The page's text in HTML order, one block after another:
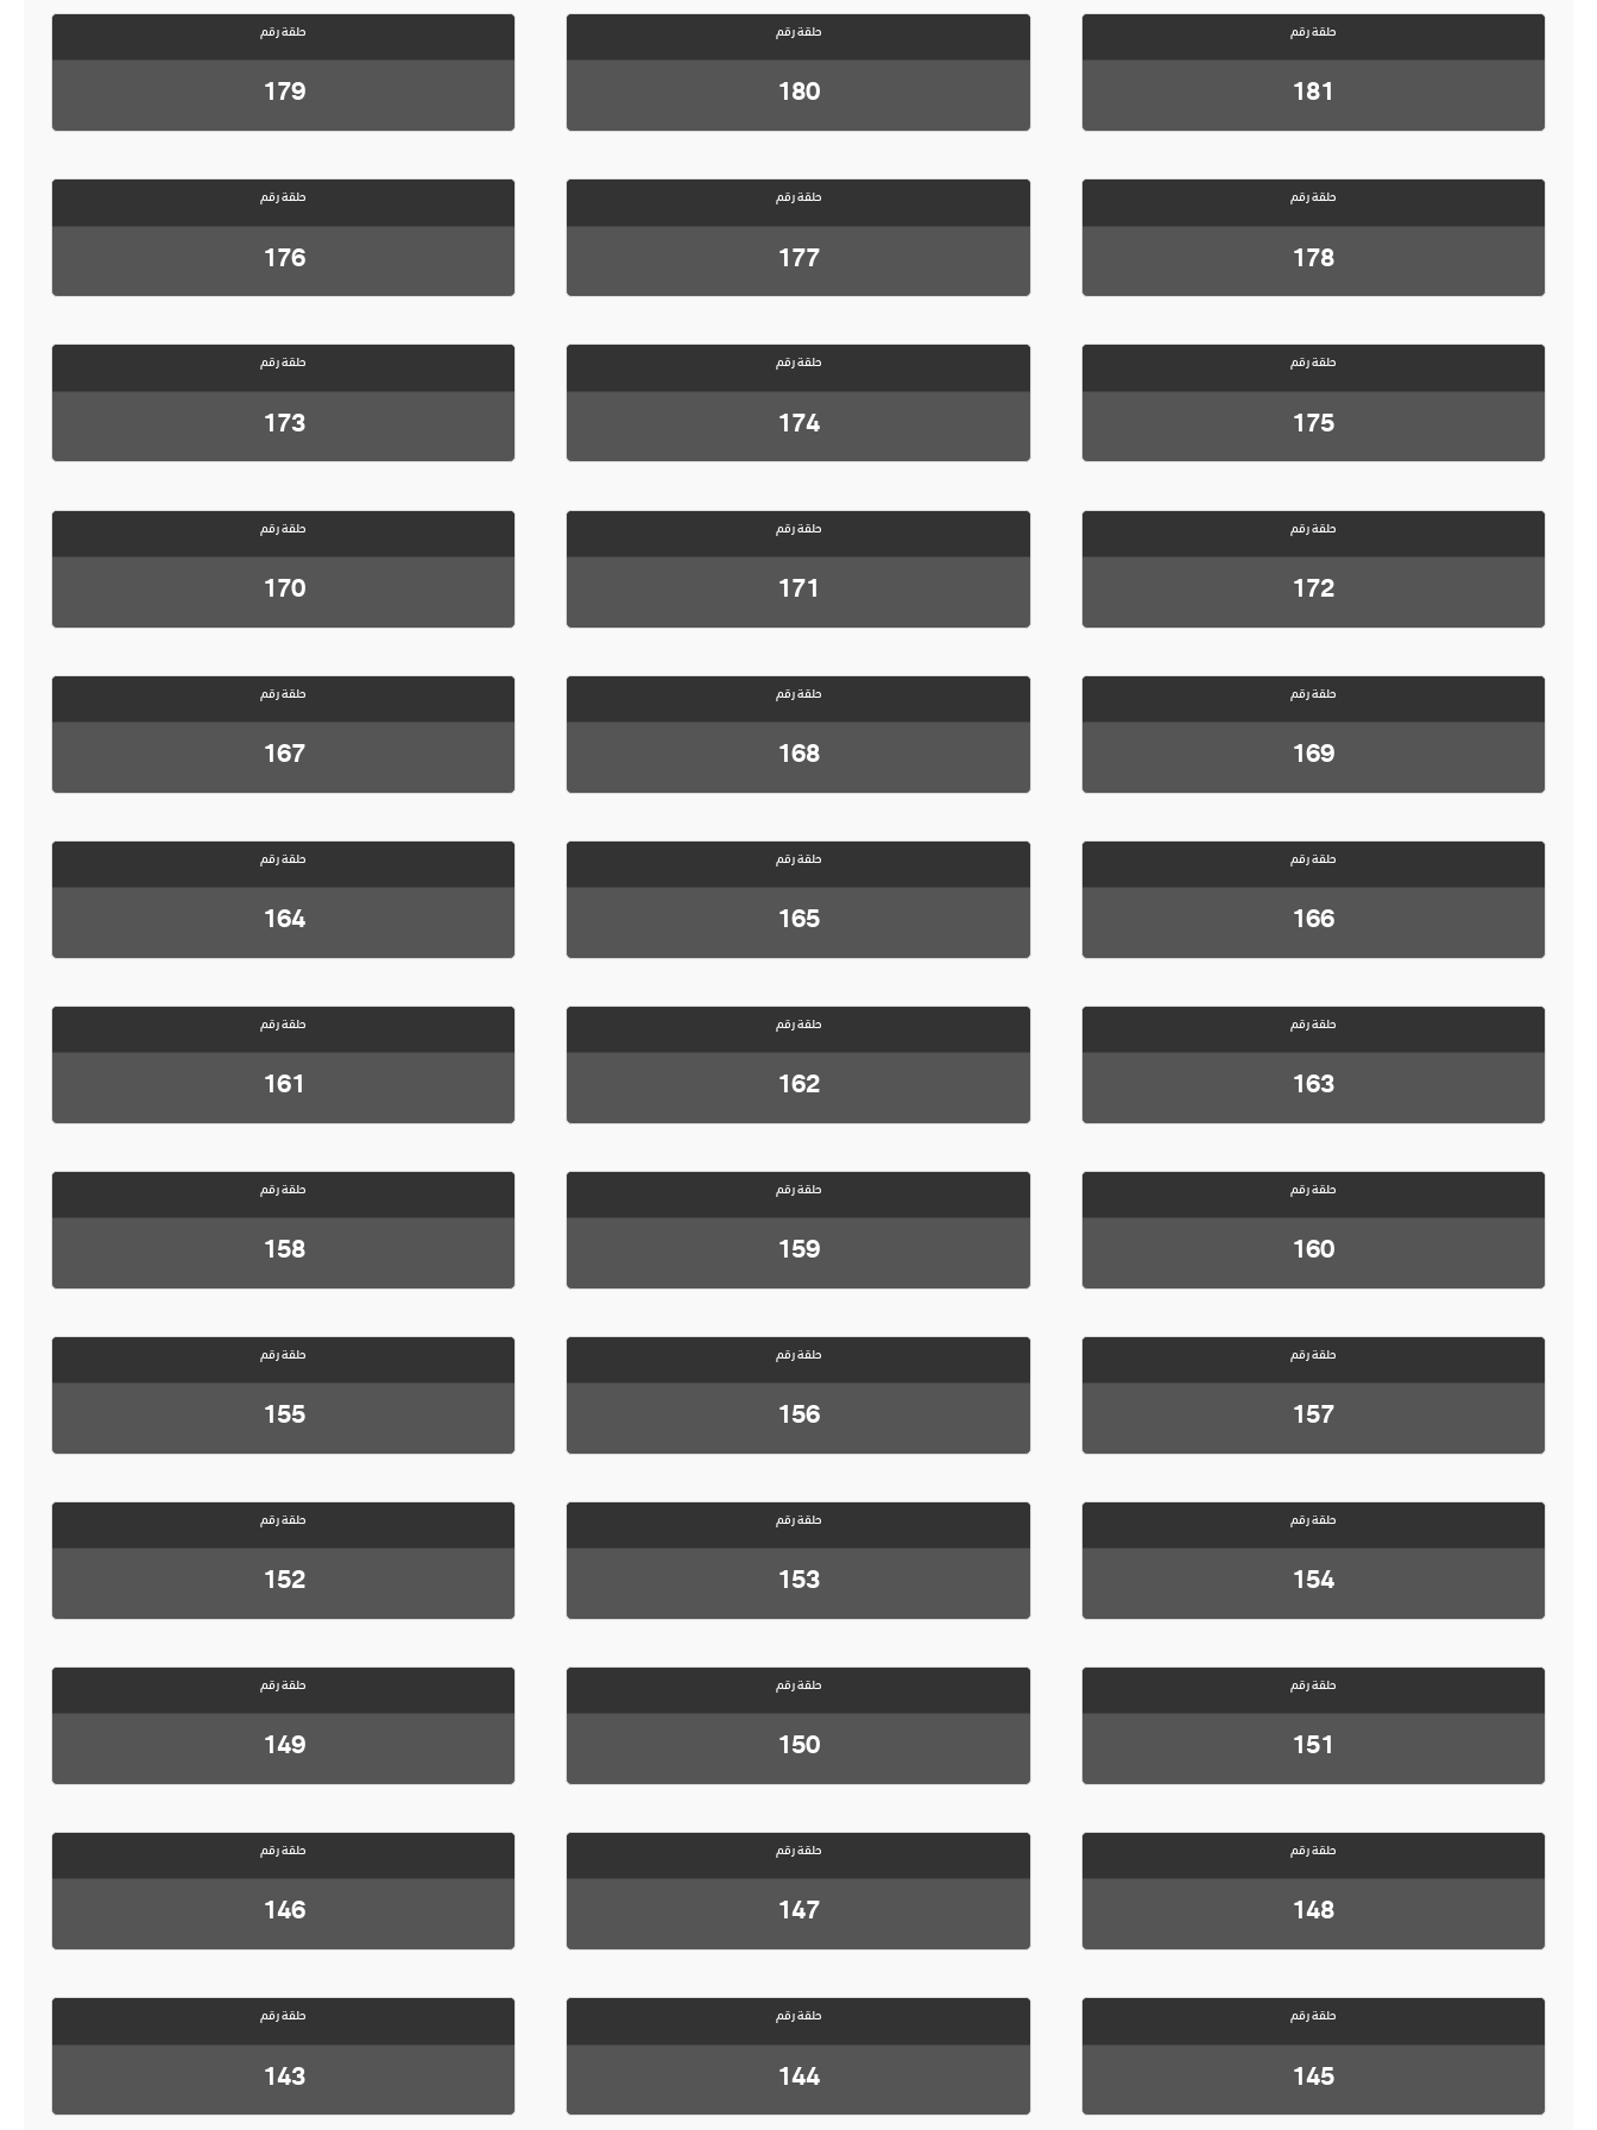
حلقة رقم
181
حلقة رقم
180
حلقة رقم
179
حلقة رقم
178
حلقة رقم
177
حلقة رقم
176
حلقة رقم
175
حلقة رقم
174
حلقة رقم
173
حلقة رقم
172
حلقة رقم
171
حلقة رقم
170
حلقة رقم
169
حلقة رقم
168
حلقة رقم
167
حلقة رقم
166
حلقة رقم
165
حلقة رقم
164
حلقة رقم
163
حلقة رقم
162
حلقة رقم
161
حلقة رقم
160
حلقة رقم
159
حلقة رقم
158
حلقة رقم
157
حلقة رقم
156
حلقة رقم
155
حلقة رقم
154
حلقة رقم
153
حلقة رقم
152
حلقة رقم
151
حلقة رقم
150
حلقة رقم
149
حلقة رقم
148
حلقة رقم
147
حلقة رقم
146
حلقة رقم
145
حلقة رقم
144
حلقة رقم
143